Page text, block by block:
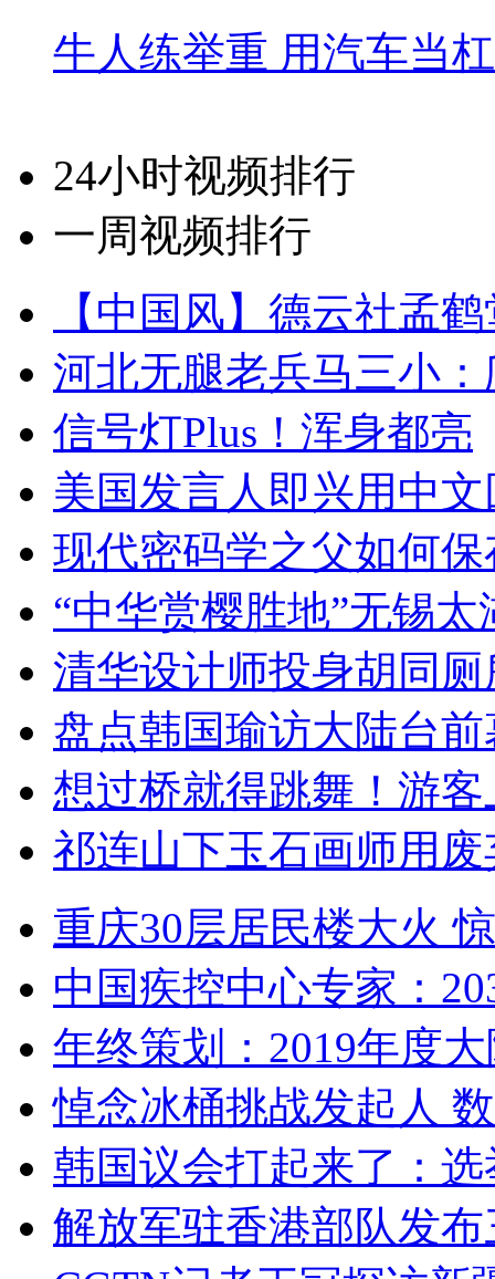
牛人练举重 用汽车当
24小时视频排行
一周视频排行
【中国风】德云社孟
河北无腿老兵马三小
信号灯Plus！浑身都亮
美国发言人即兴用中
现代密码学之父如何
“中华赏樱胜地”无锡
清华设计师投身胡同
盘点韩国瑜访大陆台
想过桥就得跳舞！游客
祁连山下玉石画师用
重庆30层居民楼大火
中国疾控中心专家：
年终策划：2019年度
悼念冰桶挑战发起人
韩国议会打起来了：
解放军驻香港部队发